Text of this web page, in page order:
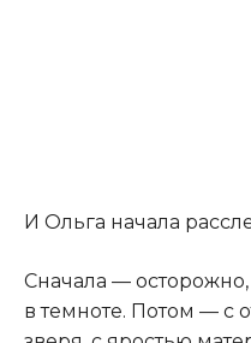
И Ольга начала
Сначала —
в темноте. Потом — с